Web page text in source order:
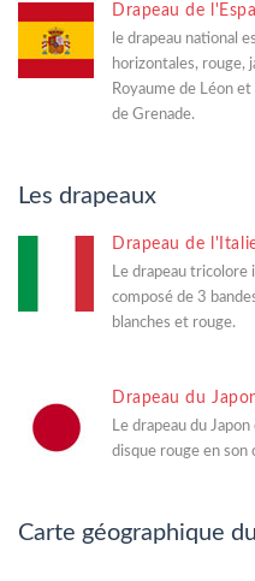
Drapeau de
le drapeau national
horizontales, rouge,
Royaume de Léon
de Grenade.
Les drapeaux
Drapeau de
Le drapeau tricolore
composé de 3
blanches et rouge.
Drapeau du
Le drapeau du
disque rouge en
Carte géographique